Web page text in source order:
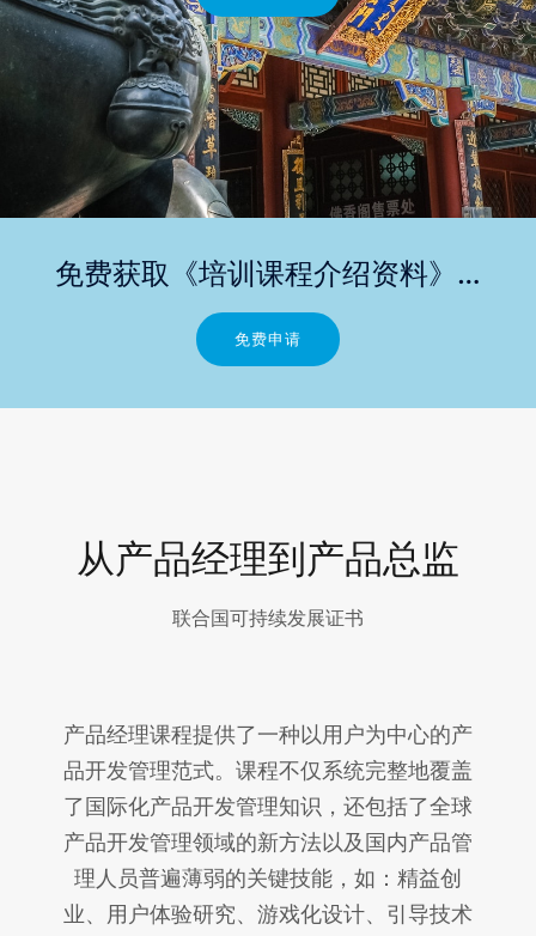
免费获取《培训课程介绍资料》…
免费申请
从产品经理到产品总监
联合国可持续发展证书
产品经理课程提供了一种以用户为中心的产
品开发管理范式。课程不仅系统完整地覆盖
了国际化产品开发管理知识，还包括了全球
产品开发管理领域的新方法以及国内产品管
理人员普遍薄弱的关键技能，如：精益创
业、用户体验研究、游戏化设计、引导技术